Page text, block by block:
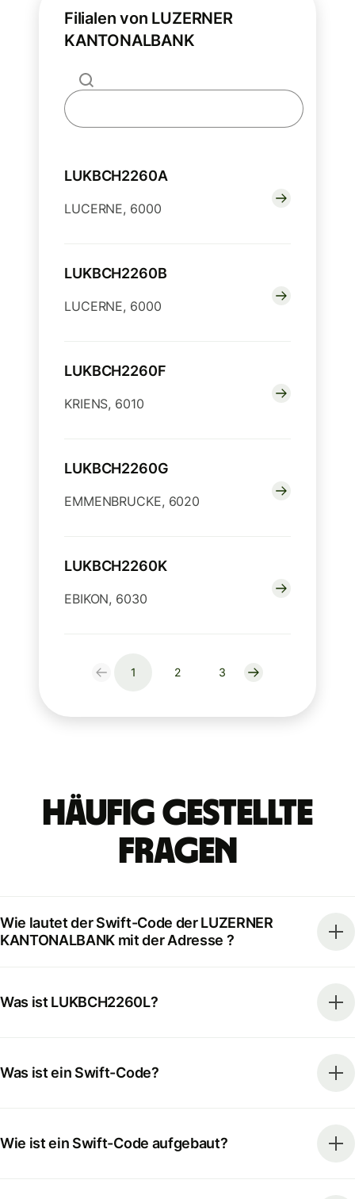
Filialen von LUZERNER
KANTONALBANK
LUKBCH2260A
LUCERNE, 6000
LUKBCH2260B
LUCERNE, 6000
LUKBCH2260F
KRIENS, 6010
LUKBCH2260G
EMMENBRUCKE, 6020
LUKBCH2260K
EBIKON, 6030
1 2 3
Häufig gestellte
Fragen
Wie lautet der Swift-Code der LUZERNER
KANTONALBANK mit der Adresse ?
Was ist LUKBCH2260L?
Was ist ein Swift-Code?
Wie ist ein Swift-Code aufgebaut?